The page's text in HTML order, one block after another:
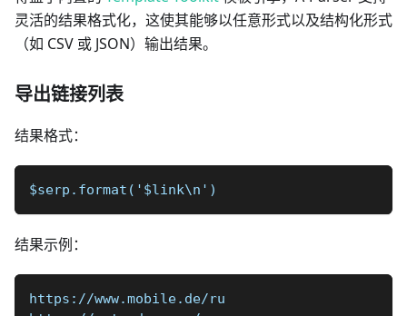
灵活的结果格式化，这使其能够以任意形式以及结构化形式
（如 CSV 或 JSON）输出结果。
导出链接列表
结果格式：
$serp.format('$link\n')
结果示例：
https://www.mobile.de/ru